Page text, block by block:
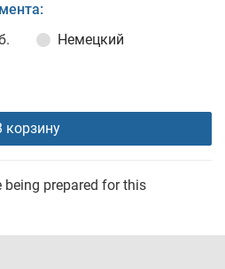
Немецкий
корзину
prepared for this